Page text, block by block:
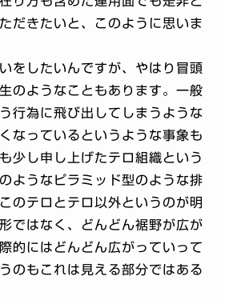
だきたいと、このように思いま
をしたいんですが、やはり冒頭
のようなこともあります。一般
行為に飛び出してしまうような
なっているというような事象も
少し申し上げたテロ組織という
ようなピラミッド型のような排
のテロとテロ以外というのが明
ではなく、どんどん裾野が広が
的にはどんどん広がっていって
のもこれは見える部分ではある